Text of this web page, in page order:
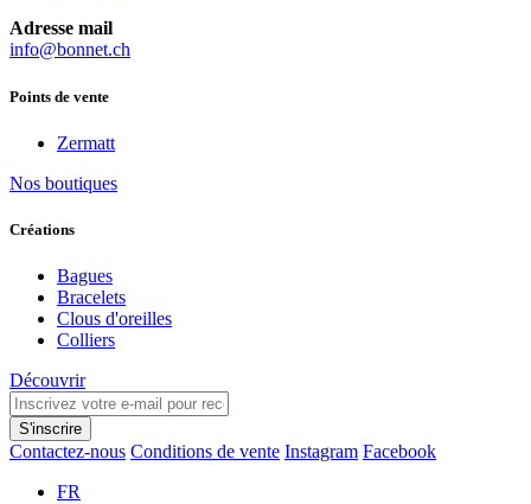
Adresse mail
info@bonnet.ch
Points de vente
Zermatt
Nos boutiques
Créations
Bagues
Bracelets
Clous d'oreilles
Colliers
Découvrir
S'inscrire
Contactez-nous Conditions de vente Instagram Facebook
FR